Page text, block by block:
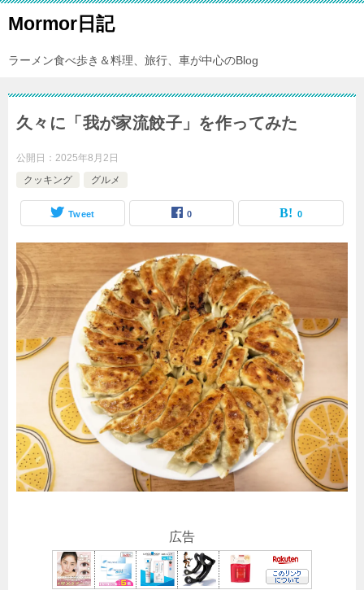
Mormor日記
ラーメン食べ歩き＆料理、旅行、車が中心のBlog
久々に「我が家流餃子」を作ってみた
公開日： 2025年8月2日
クッキング
グルメ
Tweet 0 0
広告